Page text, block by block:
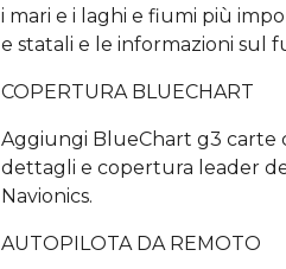
i mari e i laghi e fiumi più
e statali e le informazioni sul
COPERTURA BLUECHART
Aggiungi BlueChart g3 carte
dettagli e copertura leader
Navionics.
AUTOPILOTA DA REMOTO